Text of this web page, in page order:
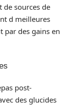
sources de
d meilleures
par des gains en
post-
des glucides